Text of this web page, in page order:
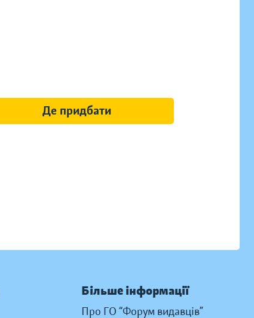
Де придбати
Більше інформації
Про ГО “Форум видавців”